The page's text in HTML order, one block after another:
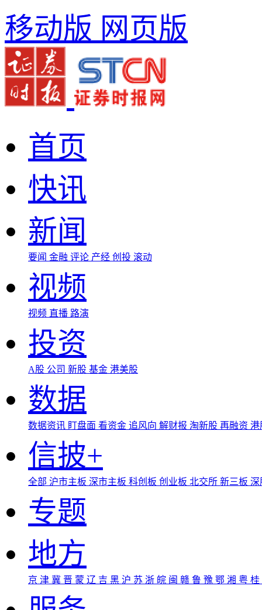
移动版 网页版
首页
快讯
新闻
要闻 金融 评论 产经 创投 滚动
视频
视频 直播 路演
投资
A股 公司 新股 基金 港美股
数据
数据资讯 盯盘面 看资金 追风向 解财报 淘新股 再融资
信披+
全部 沪市主板 深市主板 科创板 创业板 北交所 新三板
专题
地方
京 津 冀 晋 蒙 辽 吉 黑 沪 苏 浙 皖 闽 赣 鲁 豫 鄂 湘 粤 桂